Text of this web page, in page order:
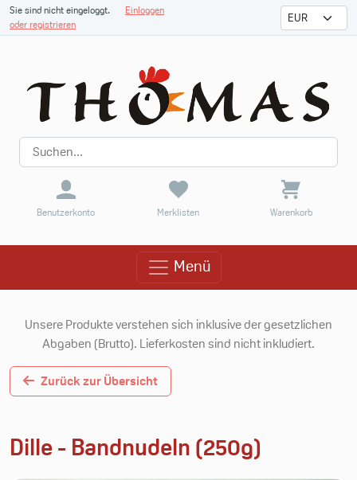
Sie sind nicht eingeloggt.
Einloggen
oder registrieren
Benutzerkonto Merklisten Warenkorb
MenüMenü
Unsere Produkte verstehen sich inklusive der gesetzlichen
Abgaben (Brutto). Lieferkosten sind nicht inkludiert.
Zurück zur Übersicht
Dille - Bandnudeln (250g)